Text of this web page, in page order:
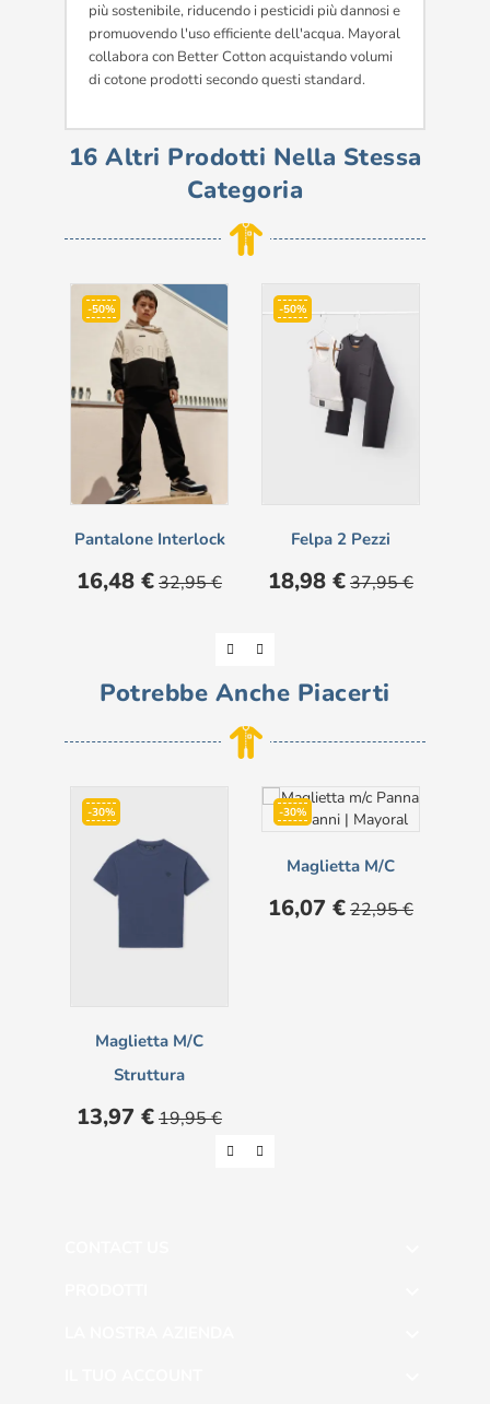
più sostenibile, riducendo i pesticidi più dannosi e
promuovendo l'uso efficiente dell'acqua. Mayoral
collabora con Better Cotton acquistando volumi
di cotone prodotti secondo questi standard.
16 Altri Prodotti Nella Stessa
Categoria
-50%
Pantalone Interlock
Prezzo
16,48 € Prezzo
base
32,95 €
-50%
Felpa 2 Pezzi
Prezzo
18,98 € Prezzo
base
37,95 €
Potrebbe Anche Piacerti
-30%
Maglietta M/c
Struttura
Prezzo
13,97 € Prezzo
base
19,95 €
-30%
Maglietta M/c
Prezzo
16,07 € Prezzo
base
22,95 €